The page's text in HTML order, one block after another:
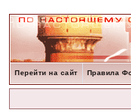
Перейти на сайт Правила